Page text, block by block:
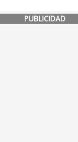
PUBLICIDAD